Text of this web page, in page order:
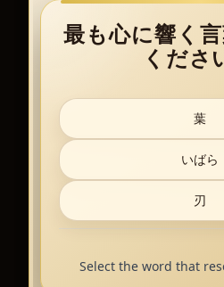
最も心に響く
くださ
葉
いばら
刃
Select the word that